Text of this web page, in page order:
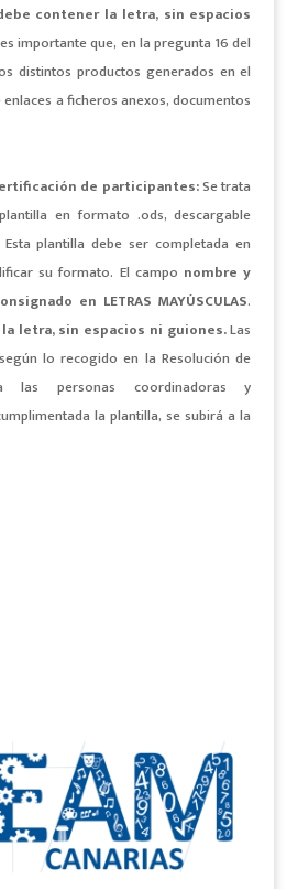
contener la letra, sin espacios
importante que, en la pregunta 16 del
distintos productos generados en el
a ficheros anexos, documentos
de participantes:Se trata
en formato .ods, descargable
plantilla debe ser completada en
su formato. El campo nombre y
en LETRAS MAYÚSCULAS.
letra, sin espacios ni guiones.Las
lo recogido en la Resolución de
las personas coordinadoras y
la plantilla, se subirá a la